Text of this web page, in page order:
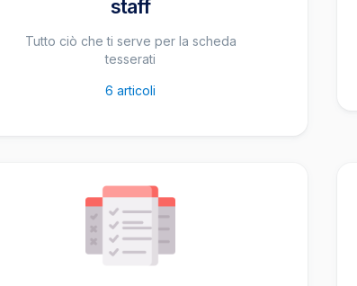
staff
Tutto ciò che ti serve per la scheda
tesserati
6 articoli